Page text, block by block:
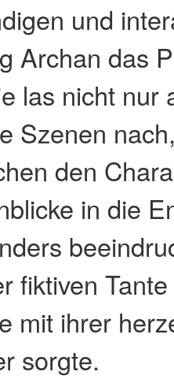
und
Archan das
las nicht nur
Szenen
den
in die
fiktiven
mit ihrer
sorgte.